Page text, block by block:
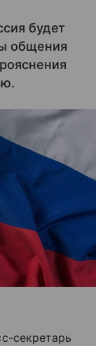
будет
общения
секретарь